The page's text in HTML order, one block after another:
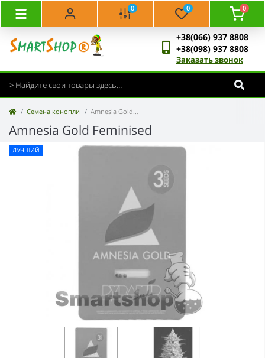
0 0 0
+38(066) 937 8808
+38(098) 937 8808
Заказать звонок
Семена конопли Amnesia Gold Feminised
Amnesia Gold Feminised
ЛУЧШИЙ